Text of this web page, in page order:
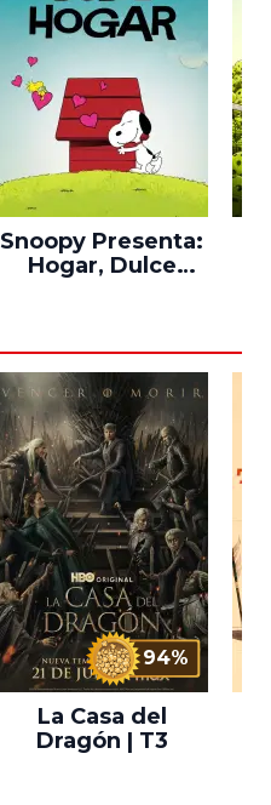
Snoopy Presenta:
Hogar, Dulce
94%
La Casa del
Dragón | T3